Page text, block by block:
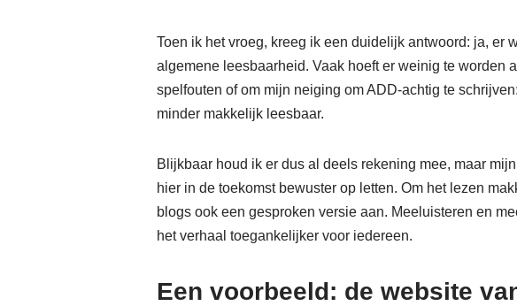
Toen ik het vroeg, kreeg ik een duidelijk antwoord: ja, er
algemene leesbaarheid. Vaak hoeft er weinig te worden
spelfouten of om mijn neiging om ADD-achtig te
minder makkelijk leesbaar.
Blijkbaar houd ik er dus al deels rekening mee, maar
hier in de toekomst bewuster op letten. Om het lezen
blogs ook een gesproken versie aan. Meeluisteren en
het verhaal toegankelijker voor iedereen.
Een voorbeeld: de website